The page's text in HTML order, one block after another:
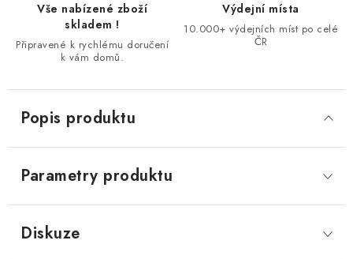
Vše nabízené zboží
skladem !
Připravené k rychlému doručení
k vám domů.
Výdejní místa
10.000+ výdejních míst po celé
ČR
Popis produktu
Parametry produktu
Diskuze